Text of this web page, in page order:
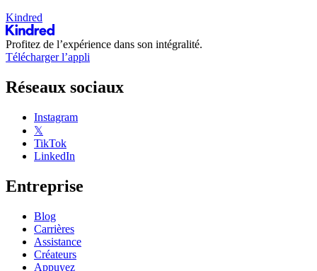
Kindred
Profitez de l’expérience dans son intégralité.
Télécharger l’appli
Réseaux sociaux
Instagram
𝕏
TikTok
LinkedIn
Entreprise
Blog
Carrières
Assistance
Créateurs
Appuyez